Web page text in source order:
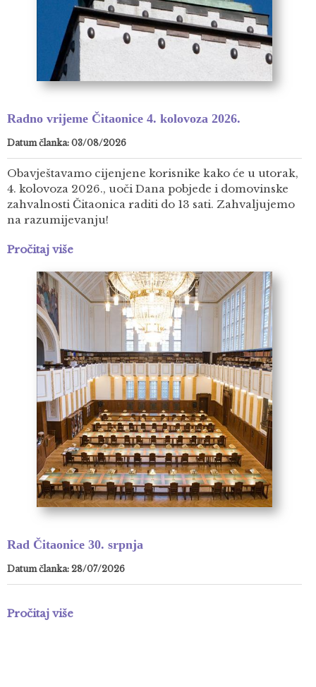
Radno vrijeme Čitaonice 4. kolovoza 2026.
Datum članka: 03/08/2026
Obavještavamo cijenjene korisnike kako će u utorak,
4. kolovoza 2026., uoči Dana pobjede i domovinske
zahvalnosti Čitaonica raditi do 13 sati. Zahvaljujemo
na razumijevanju!
Pročitaj više
Rad Čitaonice 30. srpnja
Datum članka: 28/07/2026
Pročitaj više